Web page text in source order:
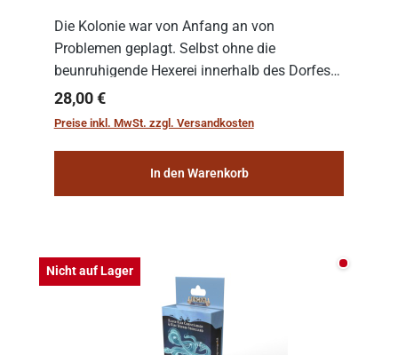
Die Kolonie war von Anfang an von
Problemen geplagt. Selbst ohne die
beunruhigende Hexerei innerhalb des Dorfes
hat sich die Besiedlung der neuen Grenzen als
bemerkenswert schwierig erwiesen.
Regulärer Preis:
28,00 €
Preise inkl. MwSt. zzgl. Versandkosten
In den Warenkorb
Nicht auf Lager Nicht